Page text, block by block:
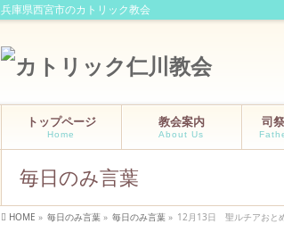
兵庫県西宮市のカトリック教会
トップページ
Home
教会案内
About Us
司
毎日のみ言葉
HOME » 毎日のみ言葉 » 毎日のみ言葉 » 12月13日 聖ルチアおと